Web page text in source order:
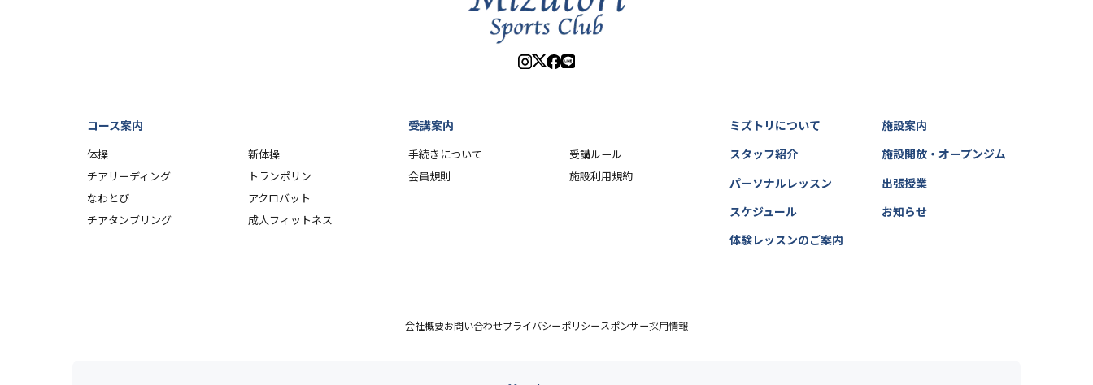
コース案内
体操
新体操
チアリーディング
トランポリン
なわとび
アクロバット
チアタンブリング
成人フィットネス
受講案内
手続きについて
受講ルール
会員規則
施設利用規約
ミズトリについて
施設案内
スタッフ紹介
施設開放・オープンジム
パーソナルレッスン
出張授業
スケジュール
お知らせ
体験レッスンのご案内
会社概要お問い合わせプライバシーポリシースポンサー採用情報